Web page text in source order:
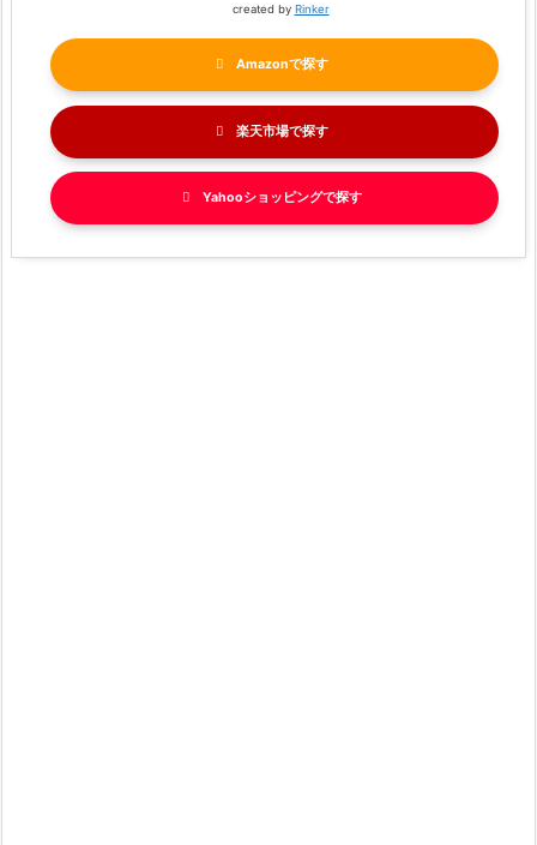
created by Rinker
Amazon
楽天市場
Yahooショッピング